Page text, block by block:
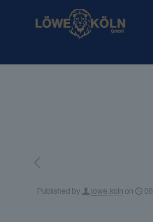
Published by lowe.koln on